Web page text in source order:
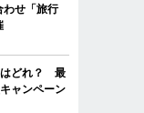
わせ「旅行
はどれ？ 最
ャンペーン